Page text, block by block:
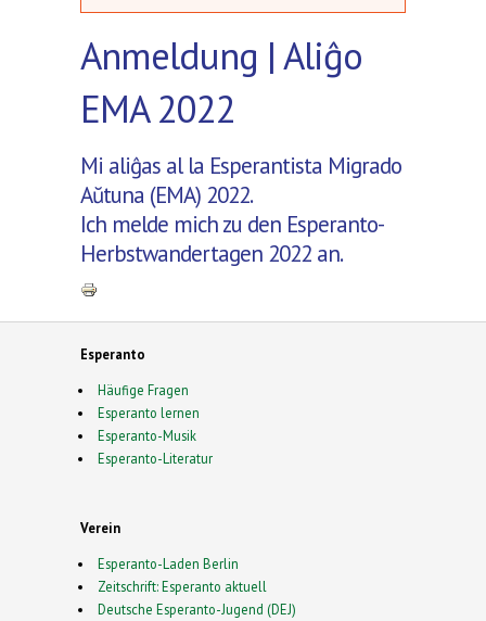
Anmeldung | Aliĝo
EMA 2022
Mi aliĝas al la Esperantista Migrado
Aŭtuna (EMA) 2022.
Ich melde mich zu den Esperanto-
Herbstwandertagen 2022 an.
Esperanto
Häufige Fragen
Esperanto lernen
Esperanto-Musik
Esperanto-Literatur
Verein
Esperanto-Laden Berlin
Zeitschrift: Esperanto aktuell
Deutsche Esperanto-Jugend (DEJ)